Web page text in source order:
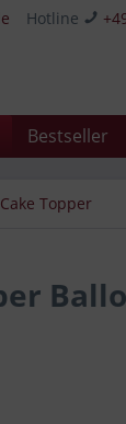
Hotline
Bestseller
Cake Topper